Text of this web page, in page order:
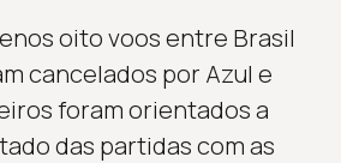
oito voos entre Brasil
cancelados por Azul e
foram orientados a
das partidas com as